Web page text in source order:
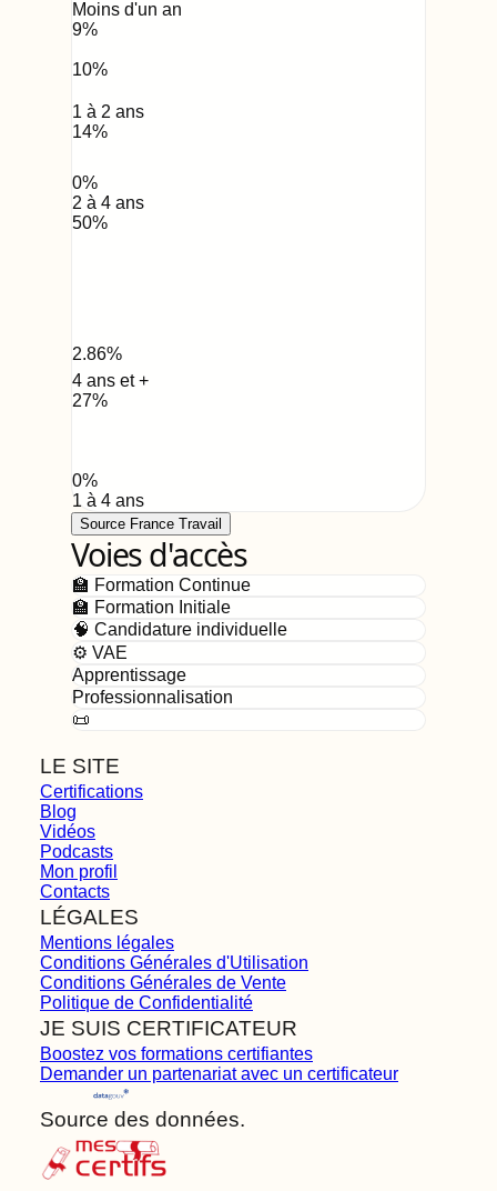
Moins d'un an
9%
10%
1 à 2 ans
14%
0%
2 à 4 ans
50%
2.86%
4 ans et +
27%
0%
1 à 4 ans
Source France Travail
Voies d'accès
🏫 Formation Continue
🏫 Formation Initiale
🧠 Candidature individuelle
⚙️ VAE
Apprentissage
Professionnalisation
📜
LE SITE
Certifications
Blog
Vidéos
Podcasts
Mon profil
Contacts
LÉGALES
Mentions légales
Conditions Générales d'Utilisation
Conditions Générales de Vente
Politique de Confidentialité
JE SUIS CERTIFICATEUR
Boostez vos formations certifiantes
Demander un partenariat avec un certificateur
Source des données.